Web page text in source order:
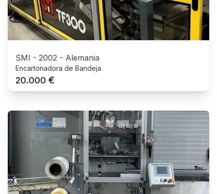
SMI - 2002 - Alemania
Encartonadora de Bandeja
20.000 €